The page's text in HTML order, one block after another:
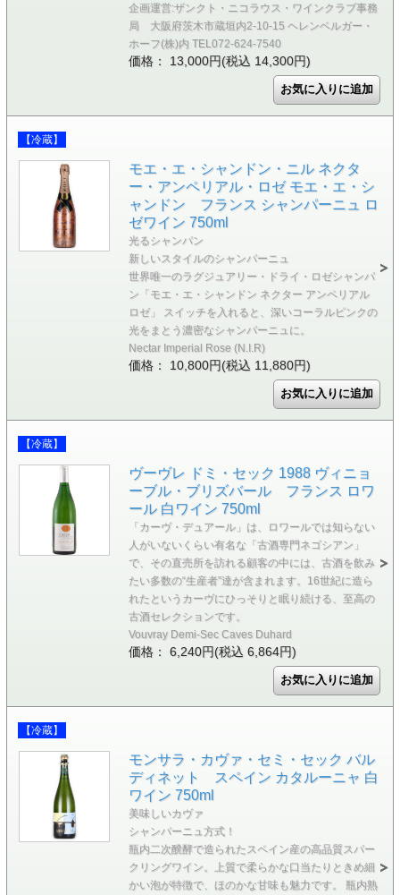
企画運営:ザンクト・ニコラウス・ワインクラブ事務
局 大阪府茨木市蔵垣内2-10-15 ヘレンベルガー・
ホーフ(株)内 TEL072-624-7540
価格： 13,000円(税込 14,300円)
【冷蔵】
モエ・エ・シャンドン・ニル ネクタ
ー・アンペリアル・ロゼ モエ・エ・シ
ャンドン フランス シャンパーニュ ロ
ゼワイン 750ml
光るシャンパン
新しいスタイルのシャンパーニュ
世界唯一のラグジュアリー・ドライ・ロゼシャンパ
ン「モエ・エ・シャンドン ネクター アンペリアル
ロゼ」 スイッチを入れると、深いコーラルピンクの
光をまとう濃密なシャンパーニュに。
Nectar Imperial Rose (N.I.R)
価格： 10,800円(税込 11,880円)
【冷蔵】
ヴーヴレ ドミ・セック 1988 ヴィニョ
ーブル・ブリズバール フランス ロワ
ール 白ワイン 750ml
「カーヴ・デュアール」は、ロワールでは知らない
人がいないくらい有名な「古酒専門ネゴシアン」
で、その直売所を訪れる顧客の中には、古酒を飲み
たい多数の“生産者”達が含まれます。16世紀に造ら
れたというカーヴにひっそりと眠り続ける、至高の
古酒セレクションです。
Vouvray Demi-Sec Caves Duhard
価格： 6,240円(税込 6,864円)
【冷蔵】
モンサラ・カヴァ・セミ・セック バル
ディネット スペイン カタルーニャ 白
ワイン 750ml
美味しいカヴァ
シャンパーニュ方式！
瓶内二次醗酵で造られたスペイン産の高品質スパー
クリングワイン。上質で柔らかな口当たりときめ細
かい泡が特徴で、ほのかな甘味も魅力です。 瓶内熟